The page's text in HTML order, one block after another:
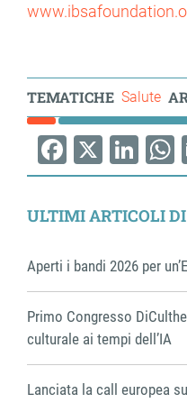
TEMATICHE Salute
Facebook
X
ULTIMI ARTICOLI
Aperti i bandi 2026 per
Primo Congresso
culturale ai tempi dell’IA
Lanciata la call europea